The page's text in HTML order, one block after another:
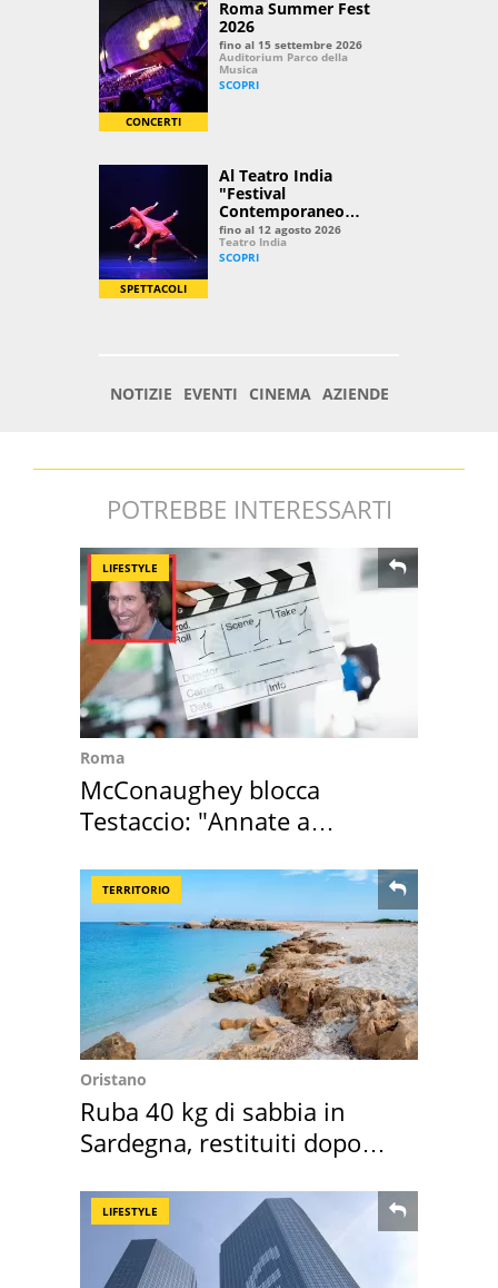
POTREBBE INTERESSARTI
LIFESTYLE
Roma
McConaughey blocca
Testaccio: "Annate a
TERRITORIO
Oristano
Ruba 40 kg di sabbia in
Sardegna, restituiti dopo
LIFESTYLE